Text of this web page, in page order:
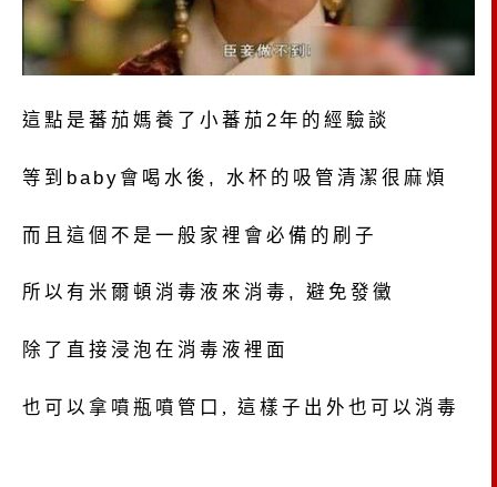
這點是蕃茄媽養了小蕃茄2年的經驗談
等到baby會喝水後, 水杯的吸管清潔很麻煩
而且這個不是一般家裡會必備的刷子
所以有米爾頓消毒液來消毒, 避免發黴
除了直接浸泡在消毒液裡面
也可以拿噴瓶噴管口, 這樣子出外也可以消毒